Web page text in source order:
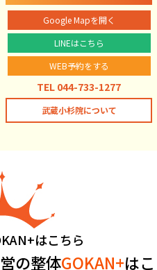
Google Mapを開く
LINEはこちら
WEB予約をする
TEL 044-733-1277
武蔵小杉院について
はこちら
の整体GOKAN+はこ